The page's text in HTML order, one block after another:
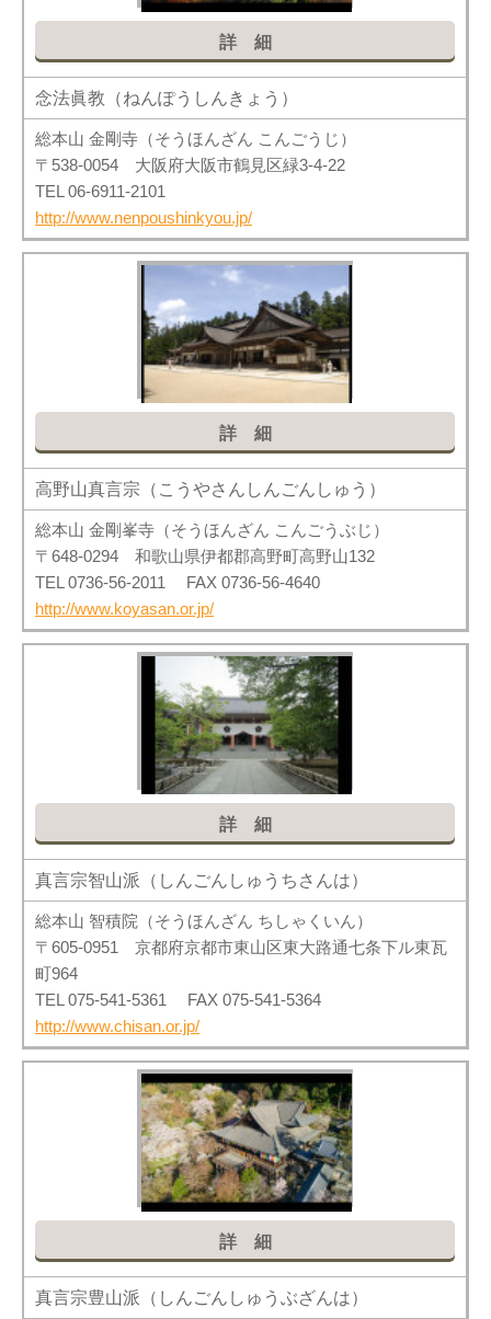
詳細
念法眞教（ねんぽうしんきょう）
総本山 金剛寺（そうほんざん こんごうじ）
〒538-0054 大阪府大阪市鶴見区緑3-4-22
TEL 06-6911-2101
http://www.nenpoushinkyou.jp/
詳細
高野山真言宗（こうやさんしんごんしゅう）
総本山 金剛峯寺（そうほんざん こんごうぶじ）
〒648-0294 和歌山県伊都郡高野町高野山132
TEL 0736-56-2011 FAX 0736-56-4640
http://www.koyasan.or.jp/
詳細
真言宗智山派（しんごんしゅうちさんは）
総本山 智積院（そうほんざん ちしゃくいん）
〒605-0951 京都府京都市東山区東大路通七条下ル東瓦
町964
TEL 075-541-5361 FAX 075-541-5364
http://www.chisan.or.jp/
詳細
真言宗豊山派（しんごんしゅうぶざんは）